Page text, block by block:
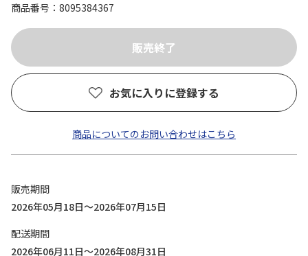
商品番号
8095384367
お気に入りに登録する
商品についてのお問い合わせはこちら
販売期間
2026年05月18日～2026年07月15日
配送期間
2026年06月11日～2026年08月31日